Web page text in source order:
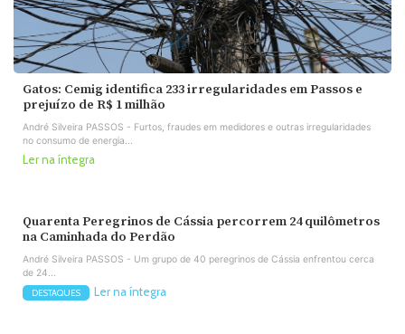
Gatos: Cemig identifica 233 irregularidades em Passos e
prejuízo de R$ 1 milhão
André Silveira PASSOS - Furtos, fraudes em medidores e outras irregularidades
no consumo de energia...
Ler na íntegra
Quarenta Peregrinos de Cássia percorrem 24 quilômetros
na Caminhada do Perdão
André Silveira PASSOS - Um grupo de 40 peregrinos de Cássia enfrentou cerca
de 24...
DESTAQUES Ler na íntegra